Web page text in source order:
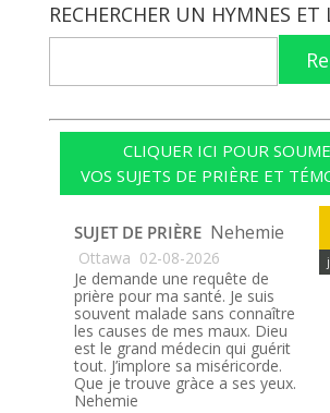
RECHERCHER UN HYMNES ET
CLIQUER ICI POUR
VOS SUJETS DE PRIÈRE ET
SUJET DE PRIÈRE Nehemie
Ottawa 02-08-2026
Je demande une requête de
prière pour ma santé. Je suis
souvent malade sans connaître
les causes de mes maux. Dieu
est le grand médecin qui guérit
tout. J’implore sa miséricorde.
Que je trouve gràce a ses yeux.
Nehemie